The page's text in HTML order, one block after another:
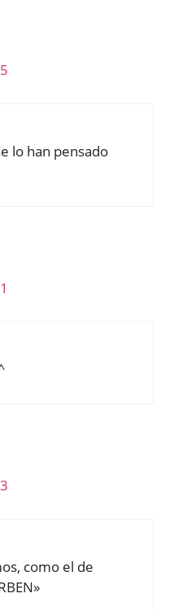
lo han pensado
como el de